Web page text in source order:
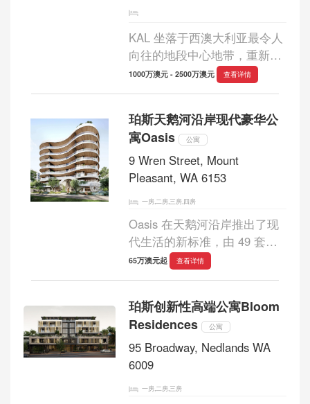
KAL 坐落于西澳大利亚最令人
向往的地段中心地带，重新定
义了现代生活的精髓。该系列
露台房，是著名 Hartree +
Associates 建筑事务...
1000万澳元 - 2500万澳元 查看详情
珀斯天鹅河沿岸现代豪华公
寓Oasis
公寓
9 Wren Street, Mount
Pleasant, WA 6153
一房,二房,三房,四房
Oasis 在天鹅河沿岸推出了现
代生活的新标准，由 49 套豪
华住宅组成，由 DevelopWise
受人尊敬的团队打造。Oasis
斯最令人垂涎的地方之一
Mount Pleasant 带来了高...
65万澳元起 查看详情
珀斯创新性高端公寓Bloom
Residences
公寓
95 Broadway, Nedlands WA
6009
一房,二房,三房